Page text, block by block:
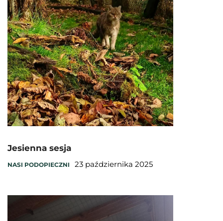
Jesienna sesja
NASI PODOPIECZNI 23 października 2025